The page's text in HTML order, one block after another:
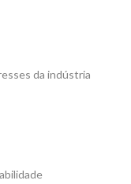
da indústria